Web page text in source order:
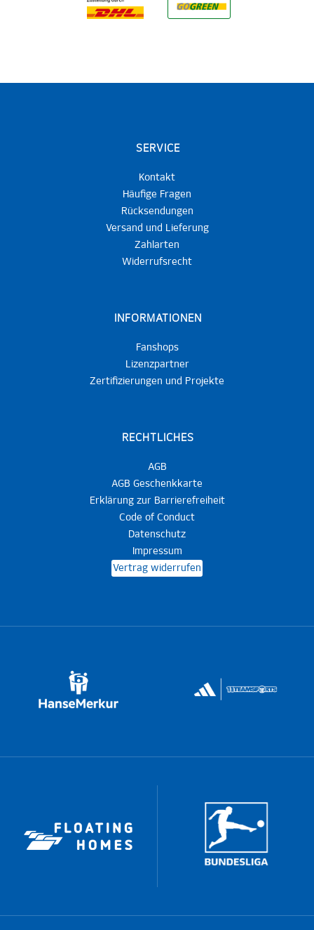
SERVICE
Kontakt
Häufige Fragen
Rücksendungen
Versand und Lieferung
Zahlarten
Widerrufsrecht
INFORMATIONEN
Fanshops
Lizenzpartner
Zertifizierungen und Projekte
RECHTLICHES
AGB
AGB Geschenkkarte
Erklärung zur Barrierefreiheit
Code of Conduct
Datenschutz
Impressum
Vertrag widerrufen